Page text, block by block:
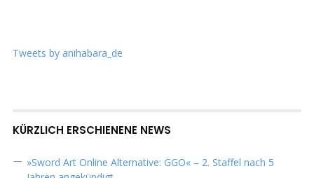
Tweets by anihabara_de
KÜRZLICH ERSCHIENENE NEWS
»Sword Art Online Alternative: GGO« – 2. Staffel nach 5